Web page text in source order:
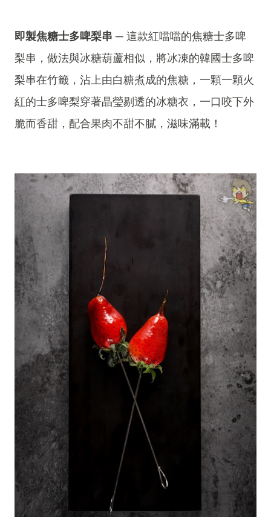
即製焦糖士多啤梨串 ─ 這款紅噹噹的焦糖士多啤
梨串，做法與冰糖葫蘆相似，將冰凍的韓國士多啤
梨串在竹籤，沾上由白糖煮成的焦糖，一顆一顆火
紅的士多啤梨穿著晶瑩剔透的冰糖衣，一口咬下外
脆而香甜，配合果肉不甜不膩，滋味滿載！